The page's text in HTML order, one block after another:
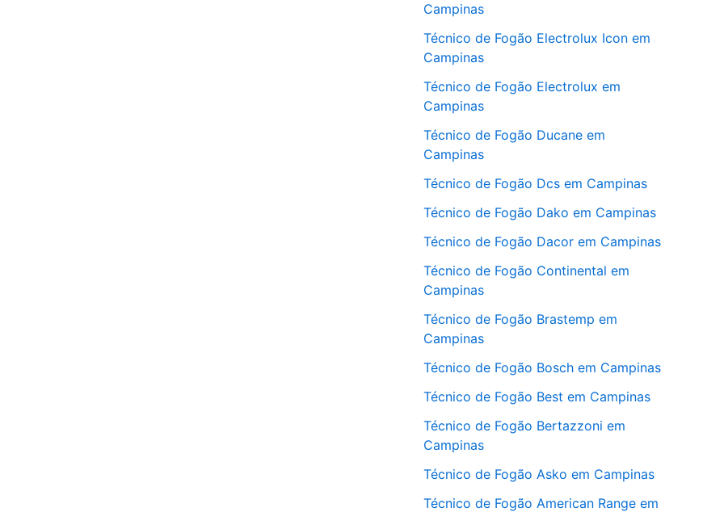
Campinas
Técnico de Fogão Electrolux Icon em
Campinas
Técnico de Fogão Electrolux em
Campinas
Técnico de Fogão Ducane em
Campinas
Técnico de Fogão Dcs em Campinas
Técnico de Fogão Dako em Campinas
Técnico de Fogão Dacor em Campinas
Técnico de Fogão Continental em
Campinas
Técnico de Fogão Brastemp em
Campinas
Técnico de Fogão Bosch em Campinas
Técnico de Fogão Best em Campinas
Técnico de Fogão Bertazzoni em
Campinas
Técnico de Fogão Asko em Campinas
Técnico de Fogão American Range em